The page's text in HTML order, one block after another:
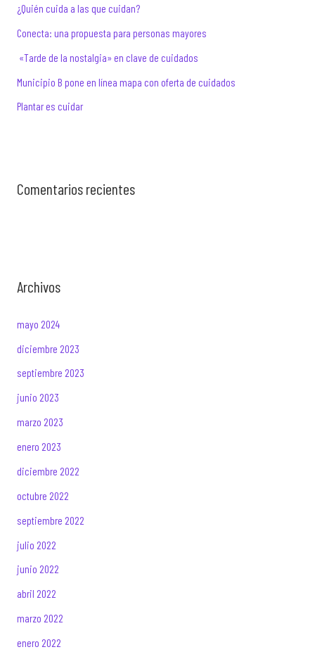
f
o
¿Quién cuida a las que cuidan?
Conecta: una propuesta para personas mayores
«Tarde de la nostalgia» en clave de cuidados
Municipio B pone en línea mapa con oferta de cuidados
Plantar es cuidar
Comentarios recientes
Archivos
mayo 2024
diciembre 2023
septiembre 2023
junio 2023
marzo 2023
enero 2023
diciembre 2022
octubre 2022
septiembre 2022
julio 2022
junio 2022
abril 2022
marzo 2022
enero 2022